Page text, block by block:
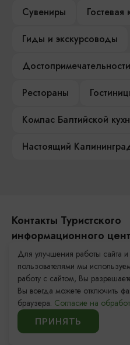
Сувениры
Гостевая
Гиды и экскурсоводы
Достопримечательности
Рестораны
Компас Балтийской
Настоящий
Контакты Туристского
информационного
Площадь Победы, 1
+7 (4012) 555-
8 (800) 200-55-
info@visit-
Для улучшения работы сайта и
пользователями мы
работу с сайтом, Вы
Вы всегда можете отключить
браузера. Согласие на
ПРИНЯТЬ